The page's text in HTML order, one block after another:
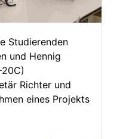
Studierenden
und Hennig
Richter und
eines Projekts